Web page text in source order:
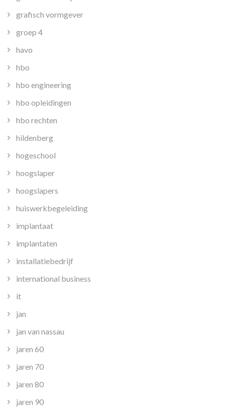
grafisch vormgever
groep 4
havo
hbo
hbo engineering
hbo opleidingen
hbo rechten
hildenberg
hogeschool
hoogslaper
hoogslapers
huiswerkbegeleiding
implantaat
implantaten
installatiebedrijf
international business
it
jan
jan van nassau
jaren 60
jaren 70
jaren 80
jaren 90